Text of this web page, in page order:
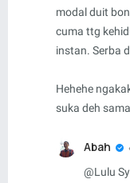
modal duit
cuma ttg
instan. Serba
Hehehe
suka deh
Abah
@Lulu